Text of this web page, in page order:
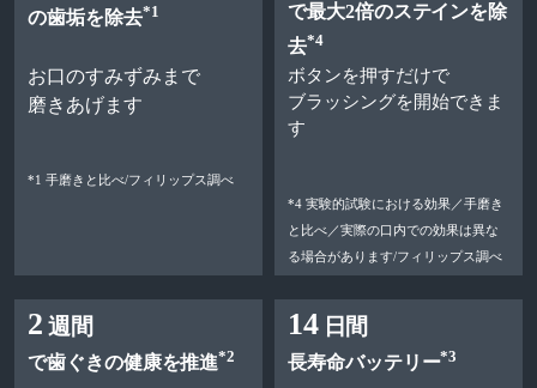
の歯垢を除去*1
お口のすみずみまで
磨きあげます
*1 手磨きと比べ/フィリップス調べ
で最大2倍のステインを除
去*4
ボタンを押すだけで
ブラッシングを開始できま
す
*4 実験的試験における効果／手磨き
と比べ／実際の口内での効果は異な
る場合があります/フィリップス調べ
2 週間
で歯ぐきの健康を推進*2
14 日間
長寿命バッテリー*3